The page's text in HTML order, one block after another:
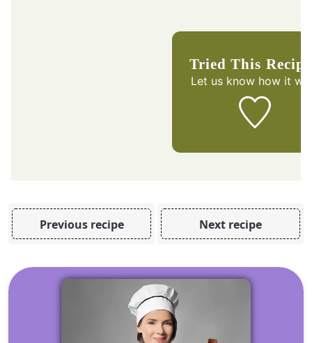
Tried This
Let us know how it
Previous recipe Next recipe